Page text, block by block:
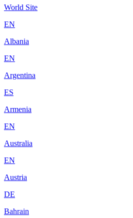
World Site
EN
Albania
EN
Argentina
ES
Armenia
EN
Australia
EN
Austria
DE
Bahrain